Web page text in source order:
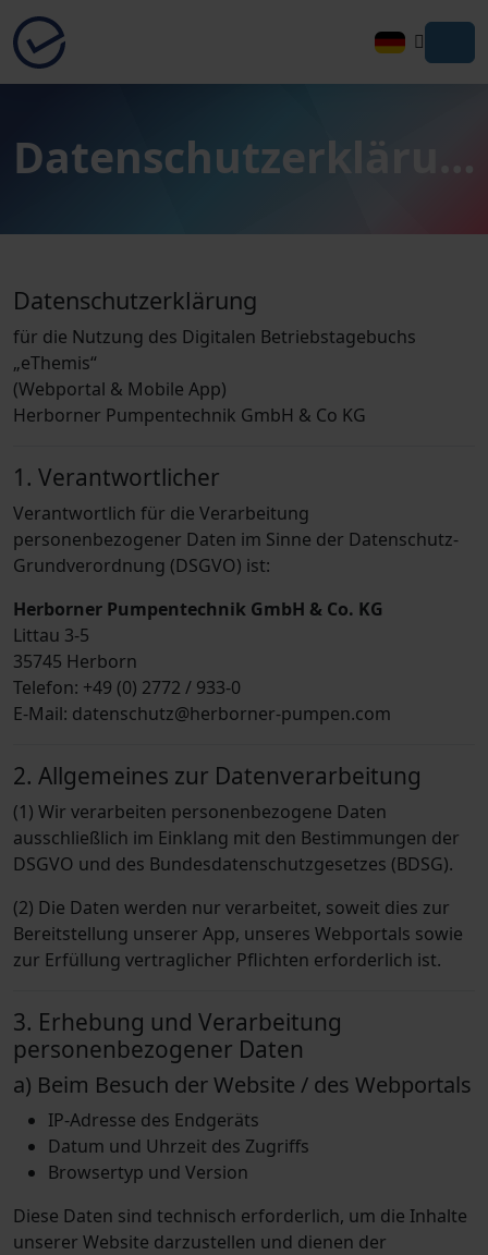
Datenschutzerklärung
für die Nutzung des Digitalen Betriebstagebuchs
„eThemis“
(Webportal & Mobile App)
Herborner Pumpentechnik GmbH & Co KG
1. Verantwortlicher
Verantwortlich für die Verarbeitung
personenbezogener Daten im Sinne der Datenschutz-
Grundverordnung (DSGVO) ist:
Herborner Pumpentechnik GmbH & Co. KG
Littau 3-5
35745 Herborn
Telefon: +49 (0) 2772 / 933-0
E-Mail: datenschutz@herborner-pumpen.com
2. Allgemeines zur Datenverarbeitung
(1) Wir verarbeiten personenbezogene Daten
ausschließlich im Einklang mit den Bestimmungen der
DSGVO und des Bundesdatenschutzgesetzes (BDSG).
(2) Die Daten werden nur verarbeitet, soweit dies zur
Bereitstellung unserer App, unseres Webportals sowie
zur Erfüllung vertraglicher Pflichten erforderlich ist.
3. Erhebung und Verarbeitung
personenbezogener Daten
a) Beim Besuch der Website / des Webportals
IP-Adresse des Endgeräts
Datum und Uhrzeit des Zugriffs
Browsertyp und Version
Diese Daten sind technisch erforderlich, um die Inhalte
unserer Website darzustellen und dienen der